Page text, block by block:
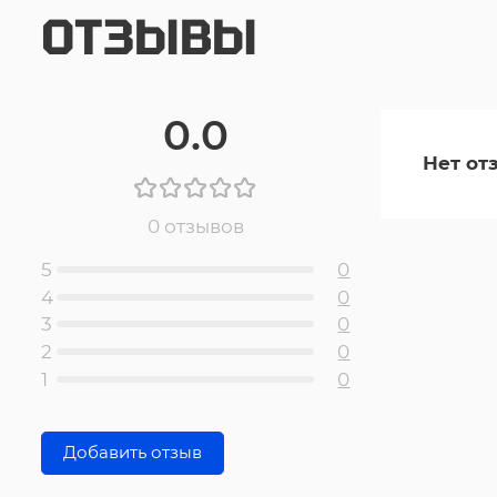
ОТЗЫВЫ
0.0
0 отзывов
5
0
4
0
3
0
2
0
1
0
Добавить отзыв
Нет